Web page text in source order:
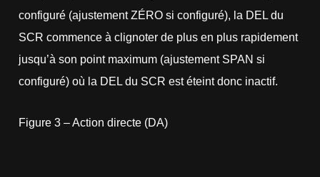
configuré (ajustement ZÉRO si configuré), la DEL du
SCR commence à clignoter de plus en plus rapidement
jusqu’à son point maximum (ajustement SPAN si
configuré) où la DEL du SCR est éteint donc inactif.
Figure 3 – Action directe (DA)